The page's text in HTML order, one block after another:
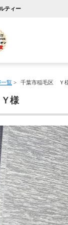
ティー
一覧 > 千葉市稲毛区 Ｙ
様